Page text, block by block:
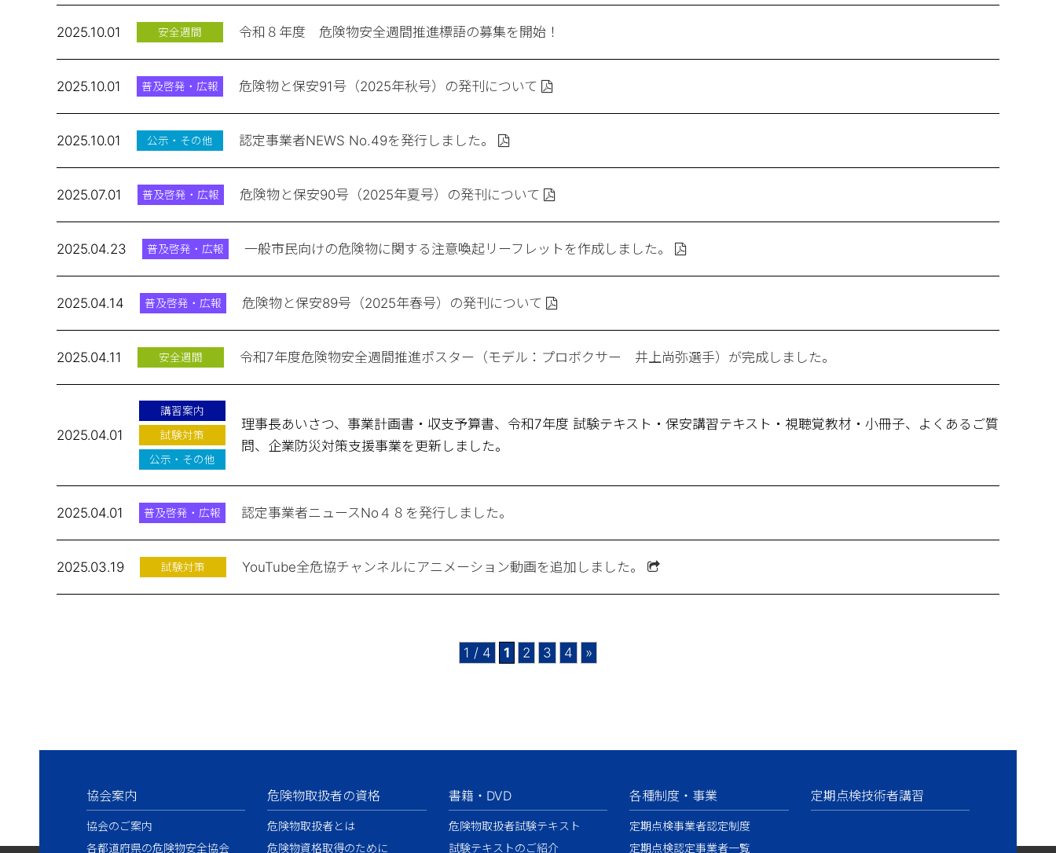
2025.10.01 安全週間 令和８年度 危険物安全週間推進標語の募集を開始！
2025.10.01 普及啓発・広報 危険物と保安91号（2025年秋号）の発刊について
2025.10.01 公示・その他 認定事業者NEWS No.49を発行しました。
2025.07.01 普及啓発・広報 危険物と保安90号（2025年夏号）の発刊について
2025.04.23 普及啓発・広報 一般市民向けの危険物に関する注意喚起リーフレットを作成しました。
2025.04.14 普及啓発・広報 危険物と保安89号（2025年春号）の発刊について
2025.04.11 安全週間 令和7年度危険物安全週間推進ポスター（モデル：プロボクサー 井上尚弥選手）が完成しました。
2025.04.01
講習案内
試験対策
公示・その他
理事長あいさつ、事業計画書・収支予算書、令和7年度 試験テキスト・保安講習テキスト・視聴覚教材・小冊子、よくあるご質
問、企業防災対策支援事業を更新しました。
2025.04.01 普及啓発・広報 認定事業者ニュースNo４８を発行しました。
2025.03.19 試験対策 YouTube全危協チャンネルにアニメーション動画を追加しました。
1 / 4 1 2 3 4 »
協会案内
協会のご案内
各都道府県の危険物安全協会
危険物取扱者の資格
危険物取扱者とは
危険物資格取得のために
書籍・DVD
危険物取扱者試験テキスト
試験テキストのご紹介
各種制度・事業
定期点検事業者認定制度
定期点検認定事業者一覧
定期点検技術者講習